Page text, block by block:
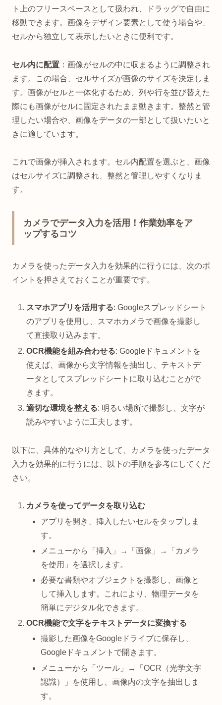
ト上のフリースペースとして扱われ、ドラッグで自由に
移動できます。画像をデザイン要素として使う場合や、
セルから独立して表示したいときに便利です。
セル内に配置 ：画像がセルの中に収まるように調整され
ます。この場合、セルサイズが画像のサイズを決定しま
す。画像がセルと一体化するため、列や行を並び替えた
際にも画像がセルに固定されたまま動きます。整然と管
理したい場合や、画像をデータの一部として扱いたいと
きに適しています。
これで画像が挿入されます。セル内配置を選ぶと、画像
はセルサイズに調整され、整然と管理しやすくなりま
す。
カメラでデータ入力を活用！作業効率をア
ップするコツ
カメラを使ったデータ入力を効果的に行うには、次のポ
イントを押さえておくことが重要です。
スマホアプリを活用する: Googleスプレッドシート
のアプリを使用し、スマホカメラで画像を撮影し
て直接取り込みます。
OCR機能を組み合わせる: Googleドキュメントを
使えば、画像から文字情報を抽出し、テキストデ
ータとしてスプレッドシートに取り込むことがで
きます。
適切な環境を整える: 明るい場所で撮影し、文字が
読みやすいように工夫します。
以下に、具体的なやり方として、カメラを使ったデータ
入力を効果的に行うには、以下の手順を参考にしてくだ
さい。
カメラを使ってデータを取り込む
アプリを開き、挿入したいセルをタップしま
す。
メニューから「挿入」→「画像」→「カメラ
を使用」を選択します。
必要な書類やオブジェクトを撮影し、画像と
して挿入します。これにより、物理データを
簡単にデジタル化できます。
OCR機能で文字をテキストデータに変換する
撮影した画像をGoogleドライブに保存し、
Googleドキュメントで開きます。
メニューから「ツール」→「OCR（光学文字
認識）」を使用し、画像内の文字を抽出しま
す。